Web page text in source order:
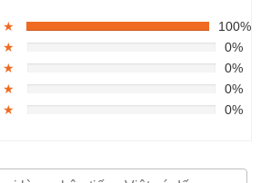
★
100%
★
0%
★
0%
★
0%
★ 0%